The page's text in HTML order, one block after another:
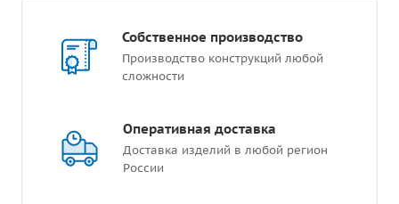
Собственное производство
Производство конструкций любой
сложности
Оперативная доставка
Доставка изделий в любой регион
России